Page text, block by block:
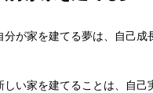
分が家を建てる夢は、自己成
しい家を建てることは、自